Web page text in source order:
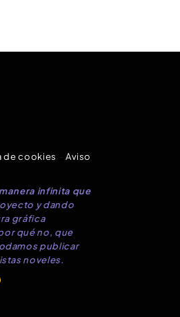
de cookies
Aviso
infinita que
y dando
gráfica
qué no, que
publicar
noveles.